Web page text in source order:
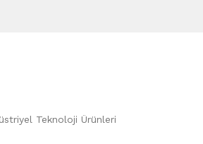
Teknoloji Ürünleri